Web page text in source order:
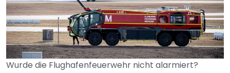
Wurde die Flughafenfeuerwehr nicht alarmiert?